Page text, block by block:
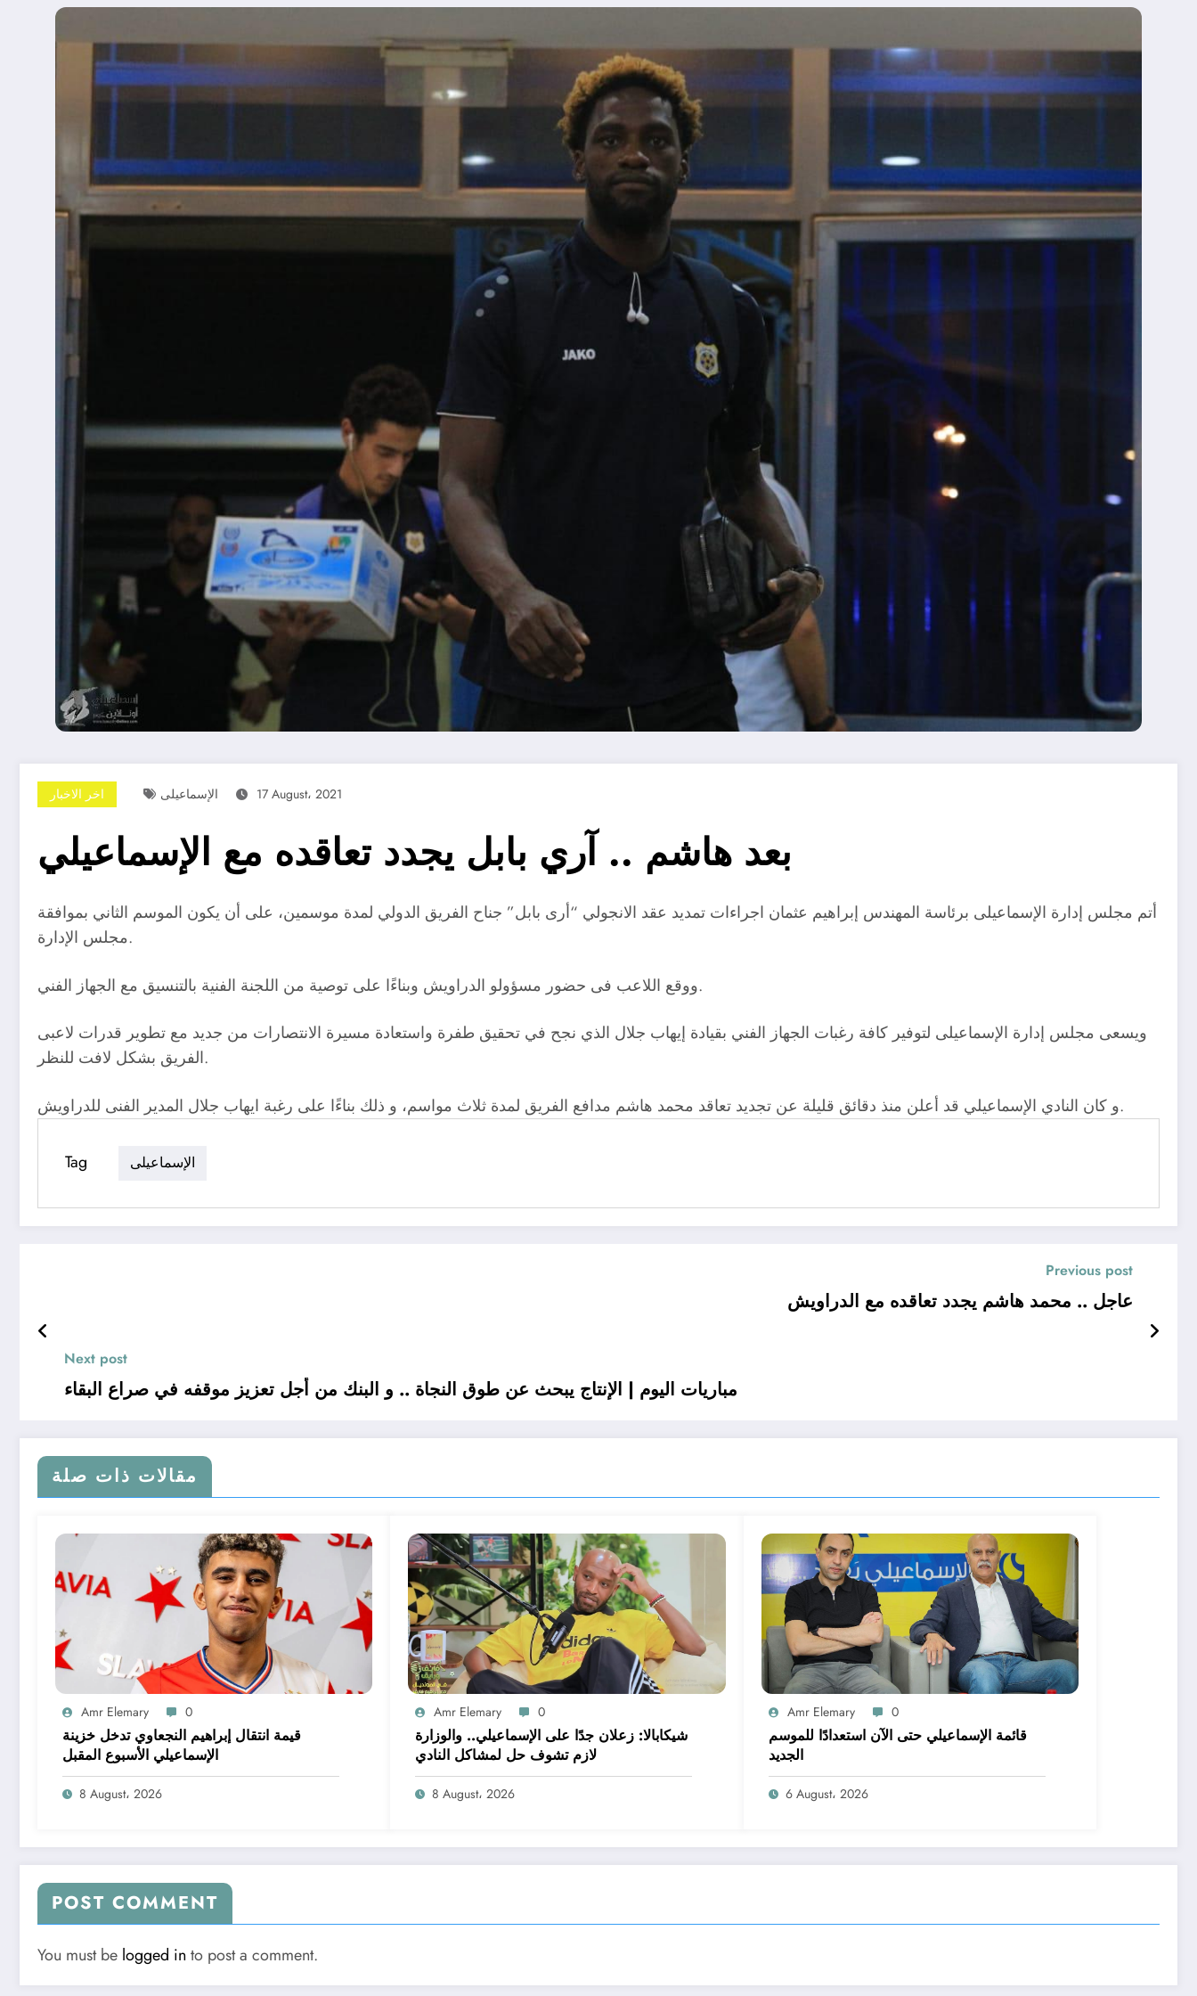
اخر الاخبار الإسماعيلى 17 August، 2021
بعد هاشم .. آري بابل يجدد تعاقده مع الإسماعيلي
أتم مجلس إدارة الإسماعيلى برئاسة المهندس إبراهيم عثمان اجراءات تمديد عقد الانجولي “أرى بابل” جناح الفريق الدولي لمدة موسمين، على أن يكون الموسم الثاني بموافقة
مجلس الإدارة.
ووقع اللاعب فى حضور مسؤولو الدراويش وبناءًا على توصية من اللجنة الفنية بالتنسيق مع الجهاز الفني.
ويسعى مجلس إدارة الإسماعيلى لتوفير كافة رغبات الجهاز الفني بقيادة إيهاب جلال الذي نجح في تحقيق طفرة واستعادة مسيرة الانتصارات من جديد مع تطوير قدرات لاعبى
الفريق بشكل لافت للنظر.
و كان النادي الإسماعيلي قد أعلن منذ دقائق قليلة عن تجديد تعاقد محمد هاشم مدافع الفريق لمدة ثلاث مواسم، و ذلك بناءًا على رغبة ايهاب جلال المدير الفنى للدراويش.
Tag الإسماعيلى
Previous post
عاجل .. محمد هاشم يجدد تعاقده مع الدراويش
Next post
مباريات اليوم | الإنتاج يبحث عن طوق النجاة .. و البنك من أجل تعزيز موقفه في صراع البقاء
مقالات ذات صلة
Amr Elemary 0
قيمة انتقال إبراهيم النجعاوي تدخل خزينة
الإسماعيلي الأسبوع المقبل
8 August، 2026
Amr Elemary 0
شيكابالا: زعلان جدًا على الإسماعيلي.. والوزارة
لازم تشوف حل لمشاكل النادي
8 August، 2026
Amr Elemary 0
قائمة الإسماعيلي حتى الآن استعدادًا للموسم
الجديد
6 August، 2026
POST COMMENT
You must be logged in to post a comment.